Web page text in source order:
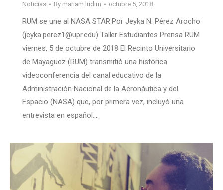
Noticias By mariam.ludim octubre 5, 2018
RUM se une al NASA STAR Por Jeyka N. Pérez Arocho
(jeyka.perez1@upr.edu) Taller Estudiantes Prensa RUM
viernes, 5 de octubre de 2018 El Recinto Universitario
de Mayagüez (RUM) transmitió una histórica
videoconferencia del canal educativo de la
Administración Nacional de la Aeronáutica y del
Espacio (NASA) que, por primera vez, incluyó una
entrevista en español.…